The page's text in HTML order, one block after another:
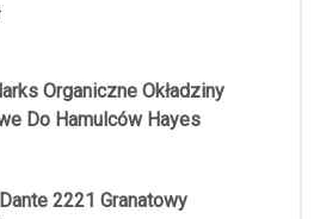
Organiczne Okładziny
Do Hamulców Hayes
2221 Granatowy